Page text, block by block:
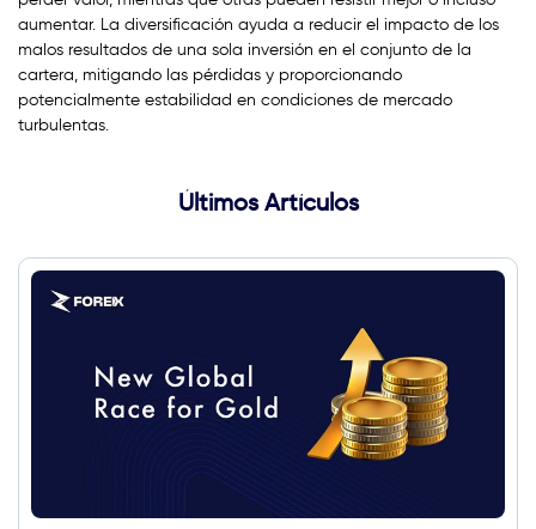
aumentar. La diversificación ayuda a reducir el impacto de los
malos resultados de una sola inversión en el conjunto de la
cartera, mitigando las pérdidas y proporcionando
potencialmente estabilidad en condiciones de mercado
turbulentas.
Últimos Artículos